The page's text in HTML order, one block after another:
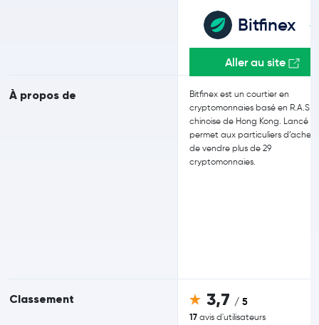
À propos de
Classement
Bitfinex
Aller au site
Bitfinex est un courtier en
cryptomonnaies basé en R.A.S.
chinoise de Hong Kong. Lancé
permet aux particuliers
de vendre plus de 29
cryptomonnaies.
3,7 / 5
17 avis d'utilisateurs